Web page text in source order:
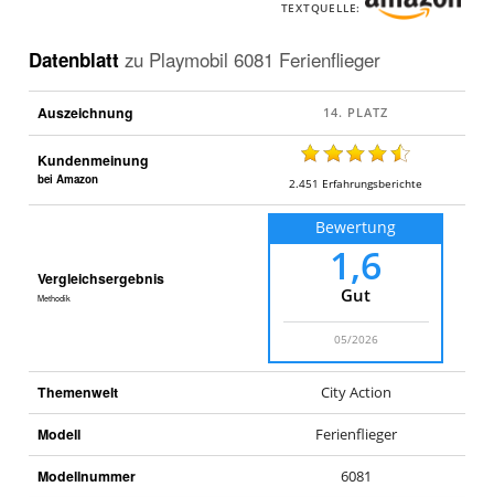
TEXTQUELLE:
Datenblatt zu Playmobil 6081 Ferienflieger
Auszeichnung
Kundenmeinung
bei Amazon 2.451 Erfahrungsberichte
Vergleichsergebnis
Methodik
Bewertung
1,6
Gut
05/2026
Themenwelt City Action
Modell Ferienflieger
Modellnummer 6081